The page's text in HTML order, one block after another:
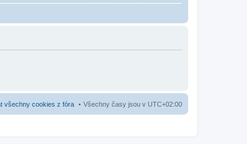
Všechny časy jsou v UTC+02:00
všechny cookies z fóra